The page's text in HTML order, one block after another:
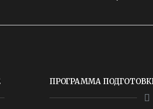
ПРОГРАММА